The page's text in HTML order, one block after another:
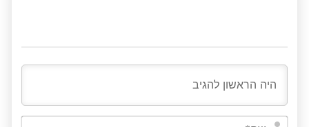
שם*